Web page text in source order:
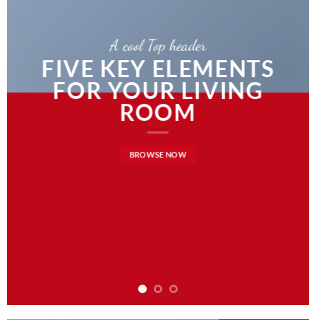
A cool Top header
FIVE KEY ELEMENTS
FOR YOUR LIVING
ROOM
BROWSE NOW